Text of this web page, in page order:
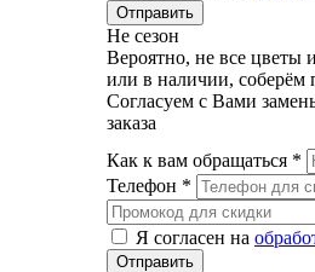
Не сезон
Вероятно, не все цветы
или в наличии, соберём
Согласуем с Вами
заказа
Как к вам обращаться *
Телефон *
Я согласен на